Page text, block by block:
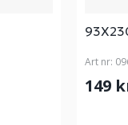
Art nr:
149